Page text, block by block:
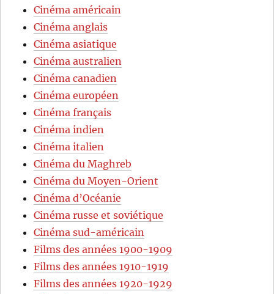
Cinéma américain
Cinéma anglais
Cinéma asiatique
Cinéma australien
Cinéma canadien
Cinéma européen
Cinéma français
Cinéma indien
Cinéma italien
Cinéma du Maghreb
Cinéma du Moyen-Orient
Cinéma d’Océanie
Cinéma russe et soviétique
Cinéma sud-américain
Films des années 1900-1909
Films des années 1910-1919
Films des années 1920-1929